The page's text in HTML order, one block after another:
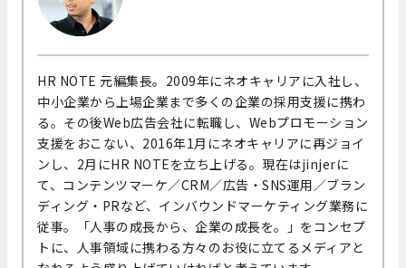
HR NOTE 元編集長。2009年にネオキャリアに入社し、
中小企業から上場企業まで多くの企業の採用支援に携わ
る。その後Web広告会社に転職し、Webプロモーション
支援をおこない、2016年1月にネオキャリアに再ジョイ
ンし、2月にHR NOTEを立ち上げる。現在はjinjerに
て、コンテンツマーケ／CRM／広告・SNS運用／ブラン
ディング・PRなど、インバウンドマーケティング業務に
従事。「人事の成長から、企業の成長を。」をコンセプ
トに、人事領域に携わる方々のお役に立てるメディアと